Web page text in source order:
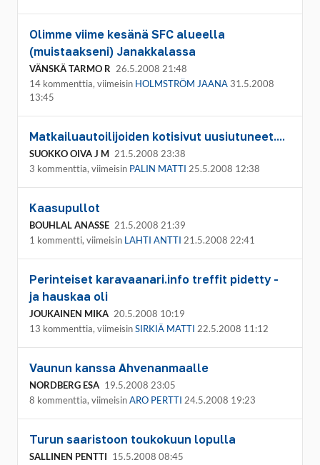
Olimme viime kesänä SFC alueella
(muistaakseni) Janakkalassa
VÄNSKÄ TARMO R 26.5.2008 21:48
14 kommenttia, viimeisin HOLMSTRÖM JAANA 31.5.2008
13:45
Matkailuautoilijoiden kotisivut uusiutuneet....
SUOKKO OIVA J M 21.5.2008 23:38
3 kommenttia, viimeisin PALIN MATTI 25.5.2008 12:38
Kaasupullot
BOUHLAL ANASSE 21.5.2008 21:39
1 kommentti, viimeisin LAHTI ANTTI 21.5.2008 22:41
Perinteiset karavaanari.info treffit pidetty -
ja hauskaa oli
JOUKAINEN MIKA 20.5.2008 10:19
13 kommenttia, viimeisinSIRKIÄ MATTI 22.5.2008 11:12
Vaunun kanssa Ahvenanmaalle
NORDBERG ESA 19.5.2008 23:05
8 kommenttia, viimeisinARO PERTTI 24.5.2008 19:23
Turun saaristoon toukokuun lopulla
SALLINEN PENTTI 15.5.2008 08:45